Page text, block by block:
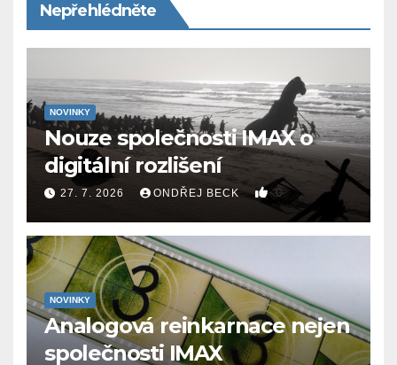
Nepřehlédněte
NOVINKY
Nouze společnosti IMAX o
digitální rozlišení
27. 7. 2026 ONDŘEJ BECK 0
NOVINKY
Analogová reinkarnace nejen
společnosti IMAX